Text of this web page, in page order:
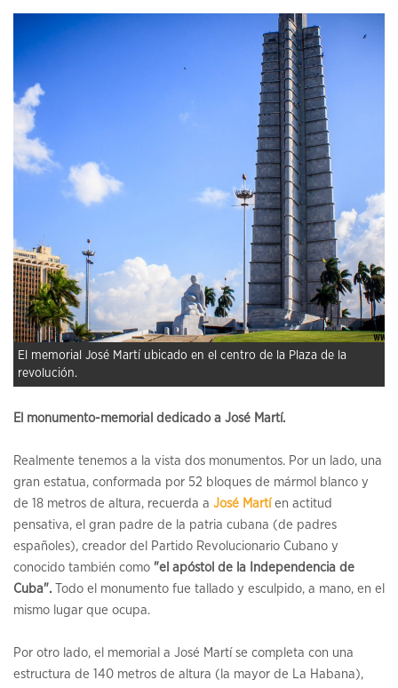
El memorial José Martí ubicado en el centro de la Plaza de la
revolución.
El monumento-memorial dedicado a José Martí.
Realmente tenemos a la vista dos monumentos. Por un lado, una
gran estatua, conformada por 52 bloques de mármol blanco y
de 18 metros de altura, recuerda a José Martíen actitud
pensativa, el gran padre de la patria cubana (de padres
españoles), creador del Partido Revolucionario Cubano y
conocido también como "el apóstol de la Independencia de
Cuba". Todo el monumento fue tallado y esculpido, a mano, en el
mismo lugar que ocupa.
Por otro lado, el memorial a José Martí se completa con una
estructura de 140 metros de altura (la mayor de La Habana),